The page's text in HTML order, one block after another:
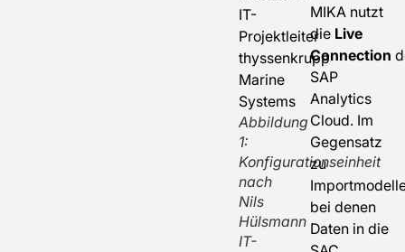
Abbildung
1:
Konfigurationseinheit
nach
Nils
Hülsmann
IT-
MIKA nutzt
die Live
Connection
SAP
Analytics
Cloud. Im
Gegensatz
zu
bei denen
Daten in die